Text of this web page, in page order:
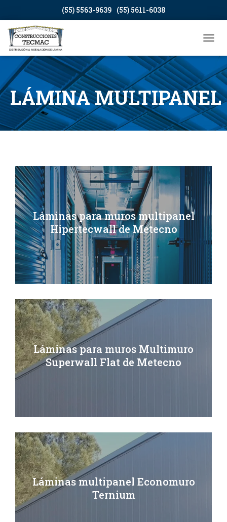
(55) 5563-9639 (55) 5611-6038
LÁMINA MULTIPANEL
Láminas para muros multipanel
Hipertecwall de Metecno
Láminas para muros Multimuro
Superwall Flat de Metecno
Láminas multipanel Economuro
Ternium